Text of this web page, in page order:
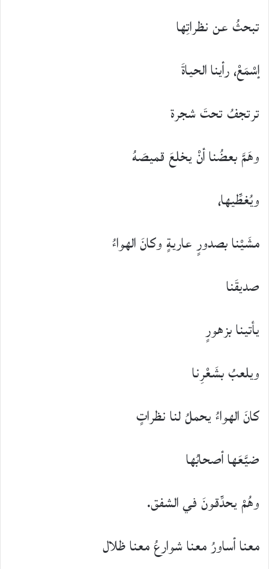
تبحثُ عن نظراتِها
إسْمَعْ، رأينا الحياةَ
ترتجفُ تحتَ شجرة
وهَمَّ بعضُنا أنْ يخلعَ قميصَهُ
ويُغطِّيها،
مشَيْنا بصدورٍ عاريةٍ وكانَ الهواءُ
صديقَنا
يأتينا بزهورٍ
ويلعبُ بشَعْرِنا
كانَ الهواءُ يحملُ لنا نظراتٍ
ضيَّعَها أصحابُها
وهُمْ يحدِّقونَ في الشفق.
معنا أساورُ معنا شوارعُ معنا ظلال